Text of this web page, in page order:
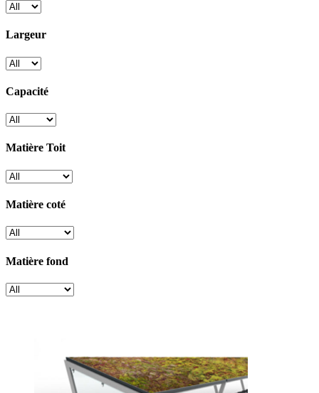
Largeur
Capacité
Matière Toit
Matière coté
Matière fond